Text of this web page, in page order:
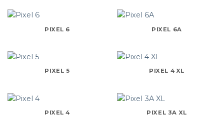
PIXEL 6 PIXEL 6A
PIXEL 5 PIXEL 4 XL
PIXEL 4 PIXEL 3A XL